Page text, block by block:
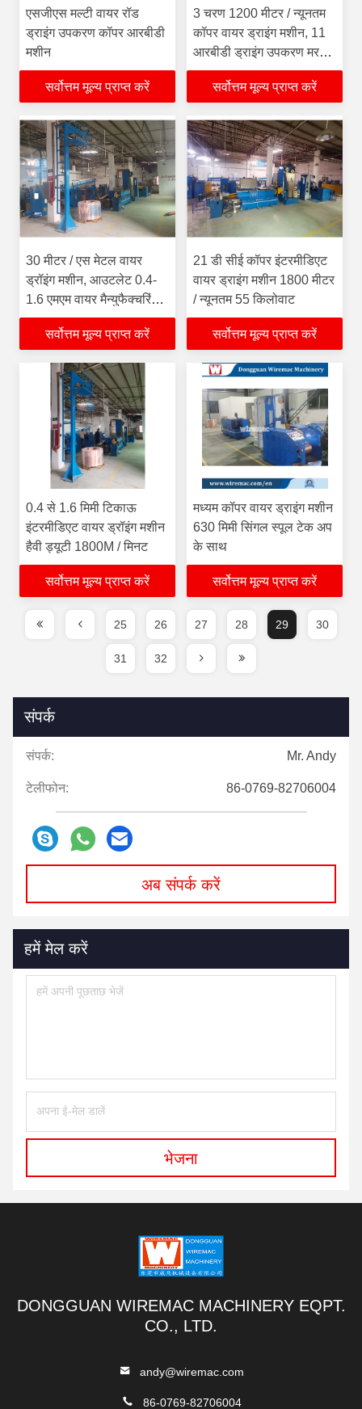
एसजीएस मल्टी वायर रॉड
ड्राइंग उपकरण कॉपर आरबीडी
मशीन
सर्वोत्तम मूल्य प्राप्त करें
3 चरण 1200 मीटर / न्यूनतम
कॉपर वायर ड्राइंग मशीन, 11
आरबीडी ड्राइंग उपकरण मर
जाता है
सर्वोत्तम मूल्य प्राप्त करें
30 मीटर / एस मेटल वायर
ड्रॉइंग मशीन, आउटलेट 0.4-
1.6 एमएम वायर मैन्युफैक्चरिंग
मशीन
सर्वोत्तम मूल्य प्राप्त करें
21 डी सीई कॉपर इंटरमीडिएट
वायर ड्राइंग मशीन 1800 मीटर
/ न्यूनतम 55 किलोवाट
सर्वोत्तम मूल्य प्राप्त करें
0.4 से 1.6 मिमी टिकाऊ
इंटरमीडिएट वायर ड्रॉइंग मशीन
हैवी ड्यूटी 1800M / मिनट
सर्वोत्तम मूल्य प्राप्त करें
मध्यम कॉपर वायर ड्राइंग मशीन
630 मिमी सिंगल स्पूल टेक अप
के साथ
सर्वोत्तम मूल्य प्राप्त करें
25 26 27 28 29 30
31 32
संपर्क
संपर्क: Mr. Andy
टेलीफोन: 86-0769-82706004
अब संपर्क करें
हमें मेल करें
भेजना
DONGGUAN WIREMAC MACHINERY EQPT.
CO., LTD.
andy@wiremac.com
86-0769-82706004